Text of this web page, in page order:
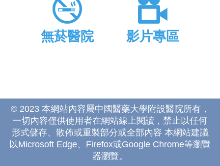
無菸醫院 影片專區
© 2023 本網站內容屬中國醫藥大學附設醫院所有，
一切內容僅供使用者在網站線上閱讀，禁止以任何
形式儲存、散佈或重製部分或全部內容 本網站建議
以Microsoft Edge、Firefox或Google Chrome等瀏覽
器瀏覽。